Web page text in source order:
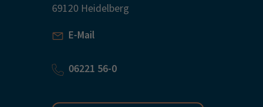
69120 Heidelberg
E-Mail
06221 56-0